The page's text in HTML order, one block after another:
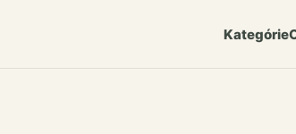
Kategórie